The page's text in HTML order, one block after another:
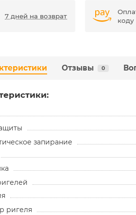
7 дней на возврат
коду
Отзывы 0
запирание
ригеля